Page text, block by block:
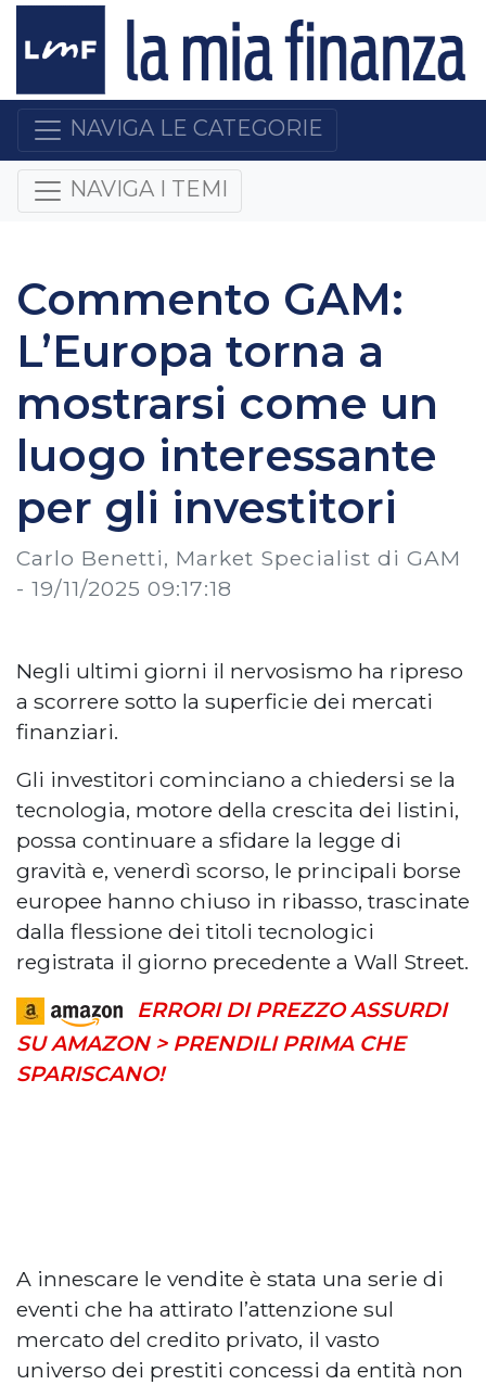
NAVIGA LE CATEGORIE
NAVIGA I TEMI
Commento GAM:
L’Europa torna a
mostrarsi come un
luogo interessante
per gli investitori
Carlo Benetti, Market Specialist di GAM
- 19/11/2025 09:17:18
Negli ultimi giorni il nervosismo ha ripreso
a scorrere sotto la superficie dei mercati
finanziari.
Gli investitori cominciano a chiedersi se la
tecnologia, motore della crescita dei listini,
possa continuare a sfidare la legge di
gravità e, venerdì scorso, le principali borse
europee hanno chiuso in ribasso, trascinate
dalla flessione dei titoli tecnologici
registrata il giorno precedente a Wall Street.
ERRORI DI PREZZO ASSURDI
SU AMAZON > PRENDILI PRIMA CHE
SPARISCANO!
A innescare le vendite è stata una serie di
eventi che ha attirato l’attenzione sul
mercato del credito privato, il vasto
universo dei prestiti concessi da entità non